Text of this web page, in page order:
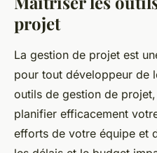
projet
La gestion de projet est
pour tout développeur de
outils de gestion de
planifier efficacement
efforts de votre équipe et